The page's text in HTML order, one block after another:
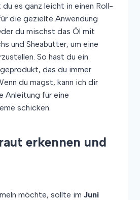
es ganz leicht in einen Roll-
die gezielte Anwendung
du mischst das Öl mit
und Sheabutter, um eine
So hast du ein
das du immer
du magst, kann ich dir
Anleitung für eine
schicken.
erkennen und
möchte, sollte im Juni